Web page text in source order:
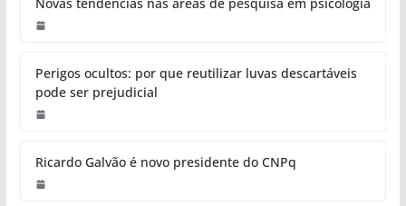
Perigos ocultos: por que reutilizar luvas descartáveis
pode ser prejudicial
Ricardo Galvão é novo presidente do CNPq